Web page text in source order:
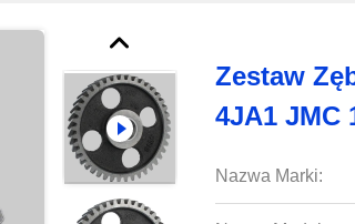
Zestaw
4JA1 JMC
Nazwa Marki: